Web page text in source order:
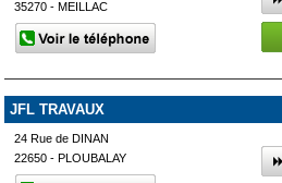
35270 - MEILLAC
JFL TRAVAUX
24 Rue de DINAN
22650 - PLOUBALAY